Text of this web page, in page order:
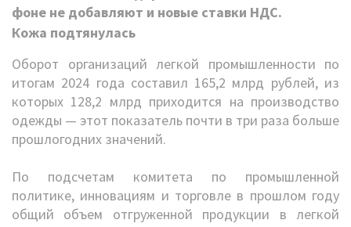
фоне не добавляют и новые ставки НДС.
Кожа подтянулась
Оборот организаций легкой промышленности по
итогам 2024 года составил 165,2 млрд рублей, из
которых 128,2 млрд приходится на производство
одежды — этот показатель почти в три раза больше
прошлогодних значений.
По подсчетам комитета по промышленной
политике, инновациям и торговле в прошлом году
общий объем отгруженной продукции в легкой